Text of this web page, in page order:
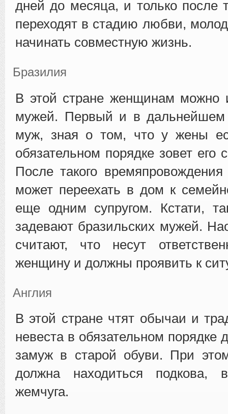
дней до месяца, и только после
переходят в стадию любви,
начинать совместную жизнь.
Бразилия
В этой стране женщинам можно
мужей. Первый и в дальнейшем
муж, зная о том, что у жены
обязательном порядке зовет его
После такого
может переехать в дом к
еще одним супругом. Кстати,
задевают бразильских мужей.
считают, что несут
женщину и должны проявить к
Англия
В этой стране чтят обычаи и
невеста в обязательном порядке
замуж в старой обуви. При
должна находиться подкова,
жемчуга.